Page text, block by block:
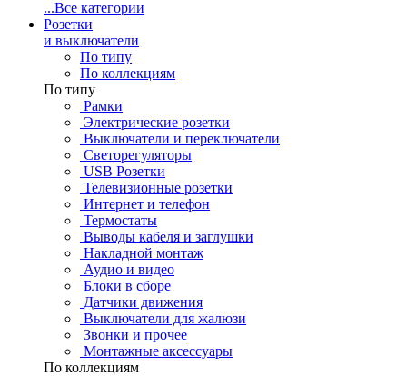
...Все категории
Розетки
и выключатели
По типу
По коллекциям
По типу
Рамки
Электрические розетки
Выключатели и переключатели
Светорегуляторы
USB Розетки
Телевизионные розетки
Интернет и телефон
Термостаты
Выводы кабеля и заглушки
Накладной монтаж
Аудио и видео
Блоки в сборе
Датчики движения
Выключатели для жалюзи
Звонки и прочее
Монтажные аксессуары
По коллекциям